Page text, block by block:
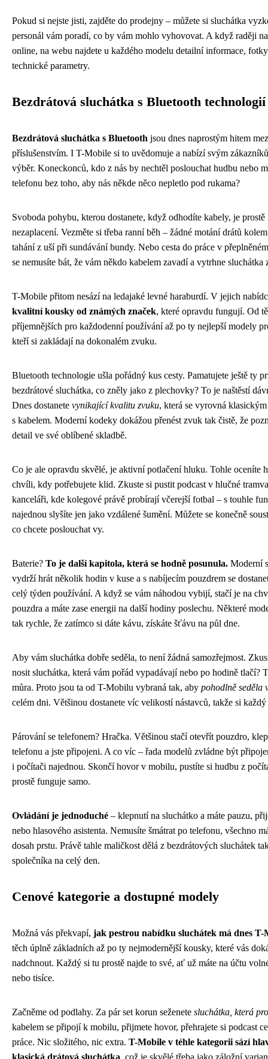
Pokud si nejste jisti, zajděte do prodejny – můžete si sluchátka
personál vám poradí, co by vám mohlo vyhovovat. A když raději
online, na webu najdete u každého modelu detailní informace,
technické parametry.
Bezdrátová sluchátka s Bluetooth technologií
Bezdrátová sluchátka s Bluetooth jsou dnes naprostým hitem
příslušenstvím. I T-Mobile si to uvědomuje a nabízí svým
výběr. Koneckonců, kdo z nás by nechtěl poslouchat hudbu nebo
telefonu bez toho, aby nás někde něco nepletlo pod rukama?
Svoboda pohybu, kterou dostanete, když odhodíte kabely, je prostě
nezaplacení. Vezměte si třeba ranní běh – žádné motání drátů
tahání z uší při sundávání bundy. Nebo cesta do práce v
se nemusíte bát, že vám někdo kabelem zavadí a vytrhne sluchátka
T-Mobile přitom nesází na ledajaké levné haraburdí. V jejich
kvalitní kousky od známých značek, které opravdu fungují. Od
příjemnějších pro každodenní používání až po ty nejlepší modely
kteří si zakládají na dokonalém zvuku.
Bluetooth technologie ušla pořádný kus cesty. Pamatujete ještě ty
bezdrátové sluchátka, co zněly jako z plechovky? To je naštěstí
Dnes dostanete vynikající kvalitu zvuku, která se vyrovná
s kabelem. Moderní kodeky dokážou přenést zvuk tak čistě, že
detail ve své oblíbené skladbě.
Co je ale opravdu skvělé, je aktivní potlačení hluku. Tohle oceníte
chvíli, kdy potřebujete klid. Zkuste si pustit podcast v hlučné
kanceláři, kde kolegové právě probírají včerejší fotbal – s touhle
najednou slyšíte jen jako vzdálené šumění. Můžete se konečně
co chcete poslouchat vy.
Baterie? To je další kapitola, která se hodně posunula. Moderní
vydrží hrát několik hodin v kuse a s nabíjecím pouzdrem se
celý týden používání. A když se vám náhodou vybijí, stačí je na
pouzdra a máte zase energii na další hodiny poslechu. Některé
tak rychle, že zatímco si dáte kávu, získáte šťávu na půl dne.
Aby vám sluchátka dobře seděla, to není žádná samozřejmost.
nosit sluchátka, která vám pořád vypadávají nebo po hodině tlačí?
můra. Proto jsou ta od T-Mobilu vybraná tak, aby pohodlně seděla
celém dni. Většinou dostanete víc velikostí nástavců, takže si
Párování se telefonem? Hračka. Většinou stačí otevřít pouzdro,
telefonu a jste připojeni. A co víc – řada modelů zvládne být
i počítači najednou. Skončí hovor v mobilu, pustíte si hudbu z
prostě funguje samo.
Ovládání je jednoduché – klepnutí na sluchátko a máte pauzu,
nebo hlasového asistenta. Nemusíte šmátrat po telefonu, všechno
dosah prstu. Právě tahle maličkost dělá z bezdrátových sluchátek
společníka na celý den.
Cenové kategorie a dostupné modely
Možná vás překvapí, jak pestrou nabídku sluchátek má dnes T-
těch úplně základních až po ty nejmodernější kousky, které vás
nadchnout. Každý si tu prostě najde to své, ať už máte na účtu
nebo tisíce.
Začněme od podlahy. Za pár set korun seženete sluchátka, která
kabelem se připojí k mobilu, přijmete hovor, přehrajete si podcast
práce. Nic složitého, nic extra. T-Mobile v téhle kategorii sází